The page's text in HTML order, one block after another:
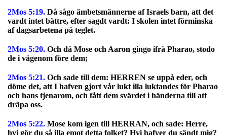
2Mos 5:19. Då sågo ämbetsmännerne af Israels barn, att det
vardt intet bättre, efter sagdt vardt: I skolen intet förminska
af dagsarbetena på teglet.
2Mos 5:20. Och då Mose och Aaron gingo ifrå Pharao, stodo
de i vägenom före dem;
2Mos 5:21. Och sade till dem: HERREN se uppå eder, och
döme det, att I hafven gjort vår lukt illa luktandes för Pharao
och hans tjenarom, och fått dem svärdet i händerna till att
dräpa oss.
2Mos 5:22. Mose kom igen till HERRAN, och sade: Herre,
hvi gör du så illa emot detta folket? Hvi hafver du sändt mig?